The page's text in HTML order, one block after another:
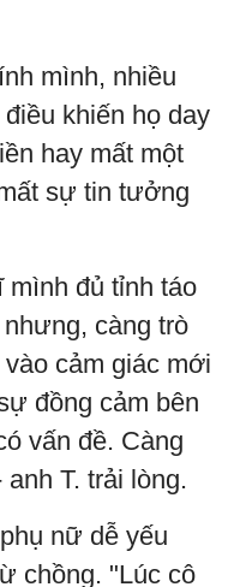
mình, nhiều
khiến họ day
hay mất một
sự tin tưởng
mình đủ tỉnh táo
càng trò
cảm giác mới
đồng cảm bên
vấn đề. Càng
T. trải lòng.
nữ dễ yếu
chồng. "Lúc cô